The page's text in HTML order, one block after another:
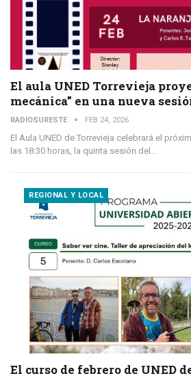
El aula UNED Torrevieja
mecánica” en una nueva
RADIOSURESTE FEB 24, 2026
El Aula UNED de Torrevieja celebrará el
las 18:30 horas, la quinta sesión del…
REGIONAL Y LOCAL
El curso de febrero de UNED